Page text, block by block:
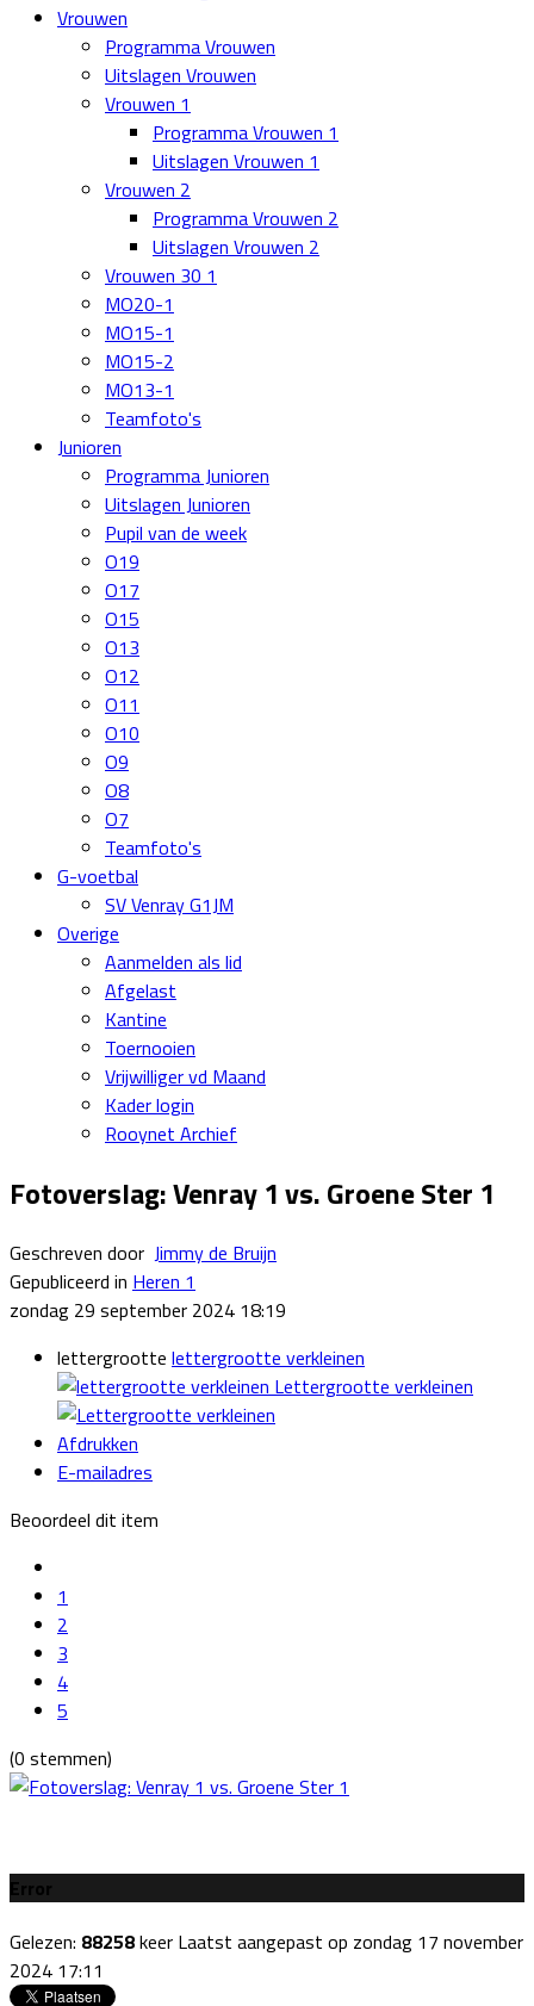
Vrouwen
Programma Vrouwen
Uitslagen Vrouwen
Vrouwen 1
Programma Vrouwen 1
Uitslagen Vrouwen 1
Vrouwen 2
Programma Vrouwen 2
Uitslagen Vrouwen 2
Vrouwen 30 1
MO20-1
MO15-1
MO15-2
MO13-1
Teamfoto's
Junioren
Programma Junioren
Uitslagen Junioren
Pupil van de week
O19
O17
O15
O13
O12
O11
O10
O9
O8
O7
Teamfoto's
G-voetbal
SV Venray G1JM
Overige
Aanmelden als lid
Afgelast
Kantine
Toernooien
Vrijwilliger vd Maand
Kader login
Rooynet Archief
Fotoverslag: Venray 1 vs. Groene Ster 1
Geschreven door Jimmy de Bruijn
Gepubliceerd in Heren 1
zondag 29 september 2024 18:19
lettergrootte lettergrootte verkleinen
Lettergrootte verkleinen
Afdrukken
E-mailadres
Beoordeel dit item
1
2
3
4
5
(0 stemmen)
Error
Gelezen: 88258keer Laatst aangepast op zondag 17 november
2024 17:11